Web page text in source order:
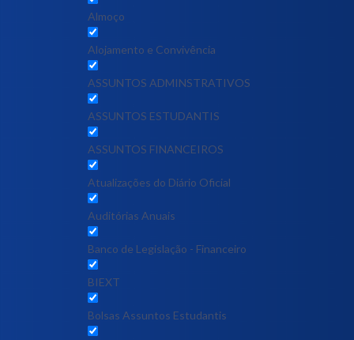
Almoço
Alojamento e Convivência
ASSUNTOS ADMINSTRATIVOS
ASSUNTOS ESTUDANTIS
ASSUNTOS FINANCEIROS
Atualizações do Diário Oficial
Auditórias Anuais
Banco de Legislação - Financeiro
BIEXT
Bolsas Assuntos Estudantis